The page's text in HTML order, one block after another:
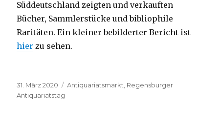
Süddeutschland zeigten und verkauften
Bücher, Sammlerstücke und bibliophile
Raritäten. Ein kleiner bebilderter Bericht ist
hier zu sehen.
Veröffentlicht
am
31. März 2020 Schlagwörter
Antiquariatsmarkt Regensburger
Antiquariatstag